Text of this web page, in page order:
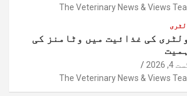
The Veterinary News & Views
کی غذائیت میں وٹامنز کی
2026
The Veterinary News & Views